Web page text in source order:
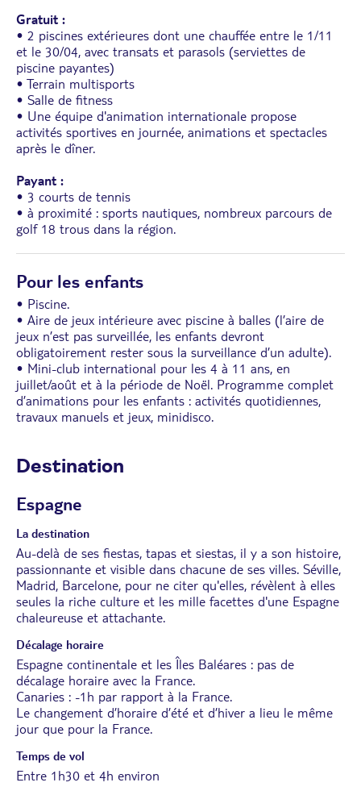
Gratuit :
• 2 piscines extérieures dont une chauffée entre le 1/11
et le 30/04, avec transats et parasols (serviettes de
piscine payantes)
• Terrain multisports
• Salle de fitness
• Une équipe d'animation internationale propose
activités sportives en journée, animations et spectacles
après le dîner.
Payant :
• 3 courts de tennis
• à proximité : sports nautiques, nombreux parcours de
golf 18 trous dans la région.
Pour les enfants
• Piscine.
• Aire de jeux intérieure avec piscine à balles (l’aire de
jeux n’est pas surveillée, les enfants devront
obligatoirement rester sous la surveillance d’un adulte).
• Mini-club international pour les 4 à 11 ans, en
juillet/août et à la période de Noël. Programme complet
d’animations pour les enfants : activités quotidiennes,
travaux manuels et jeux, minidisco.
Destination
Espagne
La destination
Au-delà de ses fiestas, tapas et siestas, il y a son histoire,
passionnante et visible dans chacune de ses villes. Séville,
Madrid, Barcelone, pour ne citer qu'elles, révèlent à elles
seules la riche culture et les mille facettes d'une Espagne
chaleureuse et attachante.
Décalage horaire
Espagne continentale et les Îles Baléares : pas de
décalage horaire avec la France.
Canaries : -1h par rapport à la France.
Le changement d’horaire d’été et d’hiver a lieu le même
jour que pour la France.
Temps de vol
Entre 1h30 et 4h environ